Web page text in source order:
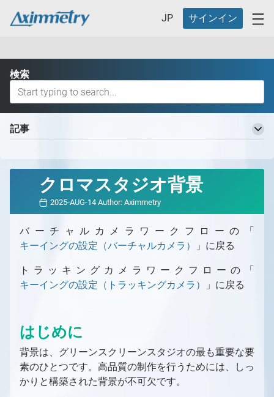
JP サインイン
検索
記事
Aximmetry 知識ベースへようこそ
バーチャルプロダクションワークフロー
バーチャルプロダクションの定義とそのメリット
バーチャルプロダクション用の異なるスタジオ
の概要
スタジオ計画
グリーンスクリーン
固定カメラか移動カメラか？
どのAximmetryが最適ですか？
どのAximmetryが最適か
Aximmetry エディション
Aximmetry レンダリング・コンポーネント
必要なライセンス数は？
ソフトウェアバージョン履歴
対応ハードウェアの概要
PC
キャプチャカード
Mac対応
ワークステーションのシステム要件
トラッキングシステム
インターフェース
SDI
NDI
HDMI
コントローラー
コントローラー
Aximmetry の開始方法
これから始めるAximmetry入門
Aximmetryのインストールする方法
Aximmetry Composer
起動設定
プロジェクトルートフォルダー
ユーザーインターフェース
Aximmetry Eye
Aximmetry Eye とは何か、およびその使用
方法
Aximmetry Gateway
Aximmetry ゲートウェイの使用
バーチャルプロダクション用の入力/出力の設定
デバイスマッピング
ビデオ
ビデオ入力
インターレースビデオ信号
外部コントローラー
HTTP経由でのAximmetryの外部制御
MOS
トラッキングの概要
トラッキングシステムとは何か、その用途は？
トラッキングシステムの種類
正しく設定されたトラッキングシステムとは？
グラフィックとバーチャルアセットの取得
グラフィックとバーチャルアセットの取得の概
要
ネイティブエンジンでのコンテンツ作成
概要
AX Scene Editorでのコンテンツ作成
グリーンスクリーン制作
グリーンスクリーン制作の概要
バーチャルカメラワークフロー
スタジオ設定例（グリーンスクリーン、バー
クロマスタジオ背景
2025-AUG-14 Author: Aximmetry
バーチャルカメラワークフローの「
キーイングの設定（バーチャルカメラ）
」に戻る
トラッキングカメラワークフローの「
キーイングの設定（トラッキングカメラ）
」に戻る
はじめに
背景は、グリーンスクリーンスタジオの最も重要な要
素のひとつです。高品質の制作を行うためには、しっ
かりと構築された背景が不可欠です。